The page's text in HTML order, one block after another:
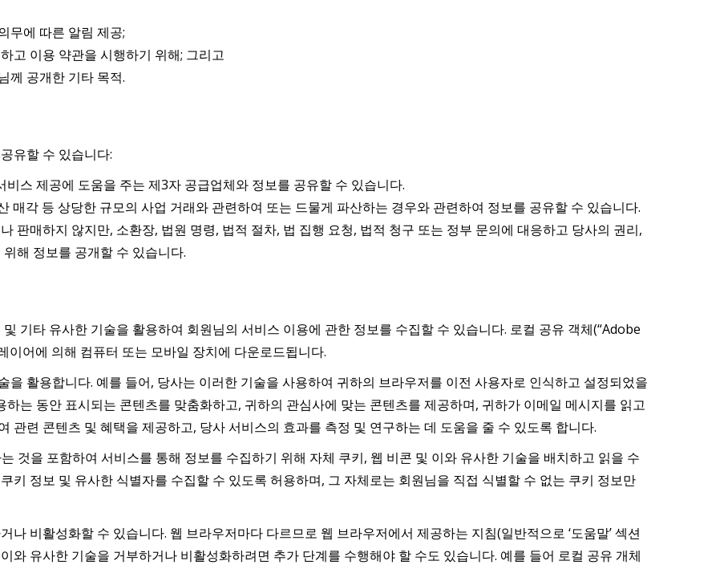
무에 따른 알림 제공;
고 이용 약관을 시행하기 위해; 그리고
께 공개한 기타 목적.
유할 수 있습니다:
비스 제공에 도움을 주는 제3자 공급업체와 정보를 공유할 수 있습니다.
매각 등 상당한 규모의 사업 거래와 관련하여 또는 드물게 파산하는 경우와 관련하여 정보를 공유할 수 있습니다.
판매하지 않지만, 소환장, 법원 명령, 법적 절차, 법 집행 요청, 법적 청구 또는 정부 문의에 대응하고 당사의 권리,
해 정보를 공개할 수 있습니다.
기타 유사한 기술을 활용하여 회원님의 서비스 이용에 관한 정보를 수집할 수 있습니다. 로컬 공유 객체(“Adobe
어에 의해 컴퓨터 또는 모바일 장치에 다운로드됩니다.
을 활용합니다. 예를 들어, 당사는 이러한 기술을 사용하여 귀하의 브라우저를 이전 사용자로 인식하고 설정되었을
는 동안 표시되는 콘텐츠를 맞춤화하고, 귀하의 관심사에 맞는 콘텐츠를 제공하며, 귀하가 이메일 메시지를 읽고
관련 콘텐츠 및 혜택을 제공하고, 당사 서비스의 효과를 측정 및 연구하는 데 도움을 줄 수 있도록 합니다.
것을 포함하여 서비스를 통해 정보를 수집하기 위해 자체 쿠키, 웹 비콘 및 이와 유사한 기술을 배치하고 읽을 수
키 정보 및 유사한 식별자를 수집할 수 있도록 허용하며, 그 자체로는 회원님을 직접 식별할 수 없는 쿠키 정보만
나 비활성화할 수 있습니다. 웹 브라우저마다 다르므로 웹 브라우저에서 제공하는 지침(일반적으로 ‘도움말’ 섹션
와 유사한 기술을 거부하거나 비활성화하려면 추가 단계를 수행해야 할 수도 있습니다. 예를 들어 로컬 공유 개체